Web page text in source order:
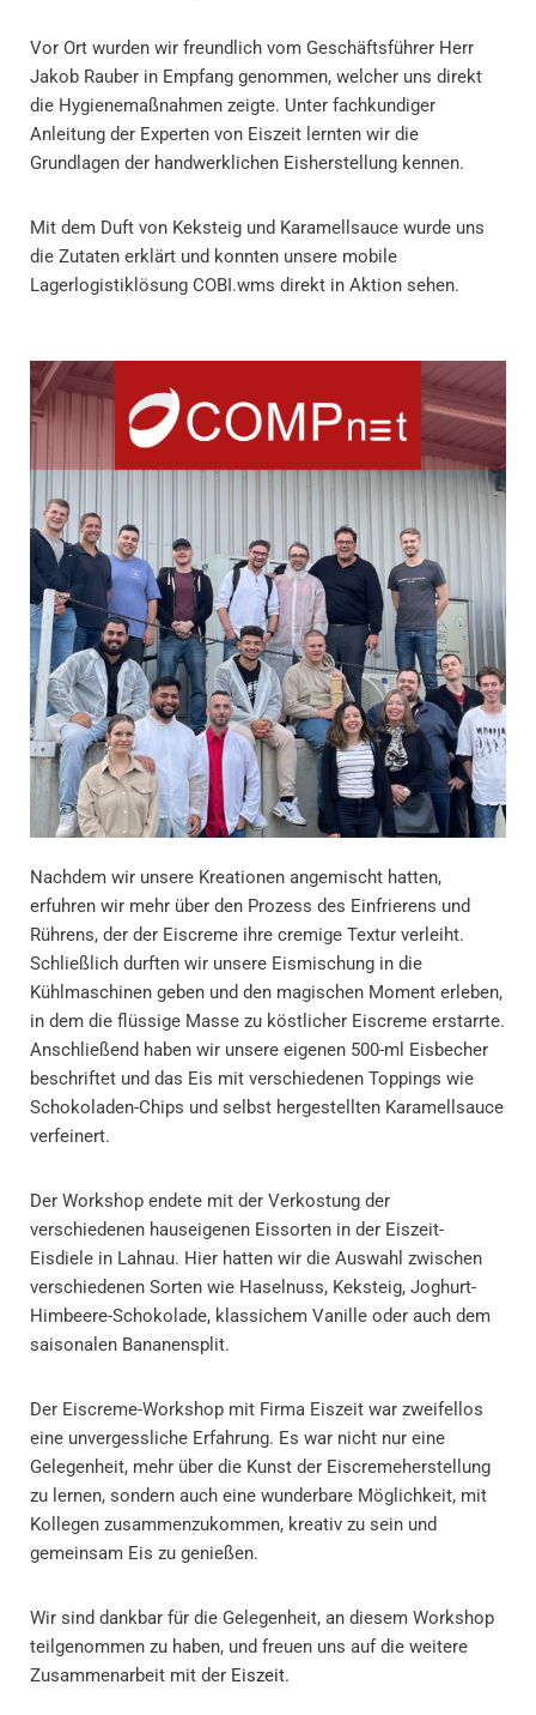
Vor Ort wurden wir freundlich vom Geschäftsführer Herr
Jakob Rauber in Empfang genommen, welcher uns direkt
die Hygienemaßnahmen zeigte. Unter fachkundiger
Anleitung der Experten von Eiszeit lernten wir die
Grundlagen der handwerklichen Eisherstellung kennen.
Mit dem Duft von Keksteig und Karamellsauce wurde uns
die Zutaten erklärt und konnten unsere mobile
Lagerlogistiklösung COBI.wms direkt in Aktion sehen.
Nachdem wir unsere Kreationen angemischt hatten,
erfuhren wir mehr über den Prozess des Einfrierens und
Rührens, der der Eiscreme ihre cremige Textur verleiht.
Schließlich durften wir unsere Eismischung in die
Kühlmaschinen geben und den magischen Moment erleben,
in dem die flüssige Masse zu köstlicher Eiscreme erstarrte.
Anschließend haben wir unsere eigenen 500-ml Eisbecher
beschriftet und das Eis mit verschiedenen Toppings wie
Schokoladen-Chips und selbst hergestellten Karamellsauce
verfeinert.
Der Workshop endete mit der Verkostung der
verschiedenen hauseigenen Eissorten in der Eiszeit-
Eisdiele in Lahnau. Hier hatten wir die Auswahl zwischen
verschiedenen Sorten wie Haselnuss, Keksteig, Joghurt-
Himbeere-Schokolade, klassichem Vanille oder auch dem
saisonalen Bananensplit.
Der Eiscreme-Workshop mit Firma Eiszeit war zweifellos
eine unvergessliche Erfahrung. Es war nicht nur eine
Gelegenheit, mehr über die Kunst der Eiscremeherstellung
zu lernen, sondern auch eine wunderbare Möglichkeit, mit
Kollegen zusammenzukommen, kreativ zu sein und
gemeinsam Eis zu genießen.
Wir sind dankbar für die Gelegenheit, an diesem Workshop
teilgenommen zu haben, und freuen uns auf die weitere
Zusammenarbeit mit der Eiszeit.